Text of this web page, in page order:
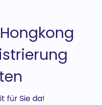
für Sie da!